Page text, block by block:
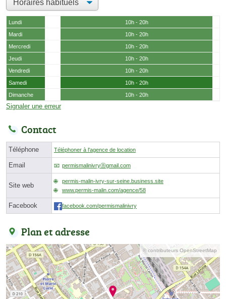
Lundi
10h - 20h
Mardi
10h - 20h
Mercredi
10h - 20h
Jeudi
10h - 20h
Vendredi
10h - 20h
Samedi
10h - 20h
Dimanche
10h - 20h
Signaler une erreur
Contact
Téléphone Téléphoner à l'agence de location
Email permismalinivryⓐgmail.com
Site web
permis-malin-ivry-sur-seine.business.site
www.permis-malin.com/agence/58
Facebook facebook.com/permismalinivry
Plan et adresse
© contributeurs OpenStreetMap